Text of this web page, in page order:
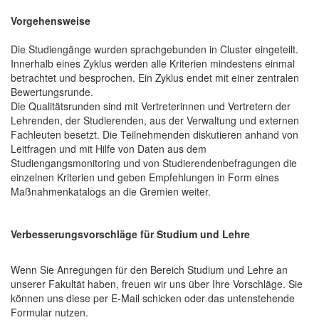
Vorgehensweise
Die Studiengänge wurden sprachgebunden in Cluster eingeteilt.
Innerhalb eines Zyklus werden alle Kriterien mindestens einmal
betrachtet und besprochen. Ein Zyklus endet mit einer zentralen
Bewertungsrunde.
Die Qualitätsrunden sind mit Vertreterinnen und Vertretern der
Lehrenden, der Studierenden, aus der Verwaltung und externen
Fachleuten besetzt. Die Teilnehmenden diskutieren anhand von
Leitfragen und mit Hilfe von Daten aus dem
Studiengangsmonitoring und von Studierendenbefragungen die
einzelnen Kriterien und geben Empfehlungen in Form eines
Maßnahmenkatalogs an die Gremien weiter.
Verbesserungsvorschläge für Studium und Lehre
Wenn Sie Anregungen für den Bereich Studium und Lehre an
unserer Fakultät haben, freuen wir uns über Ihre Vorschläge. Sie
können uns diese per E-Mail schicken oder das untenstehende
Formular nutzen.